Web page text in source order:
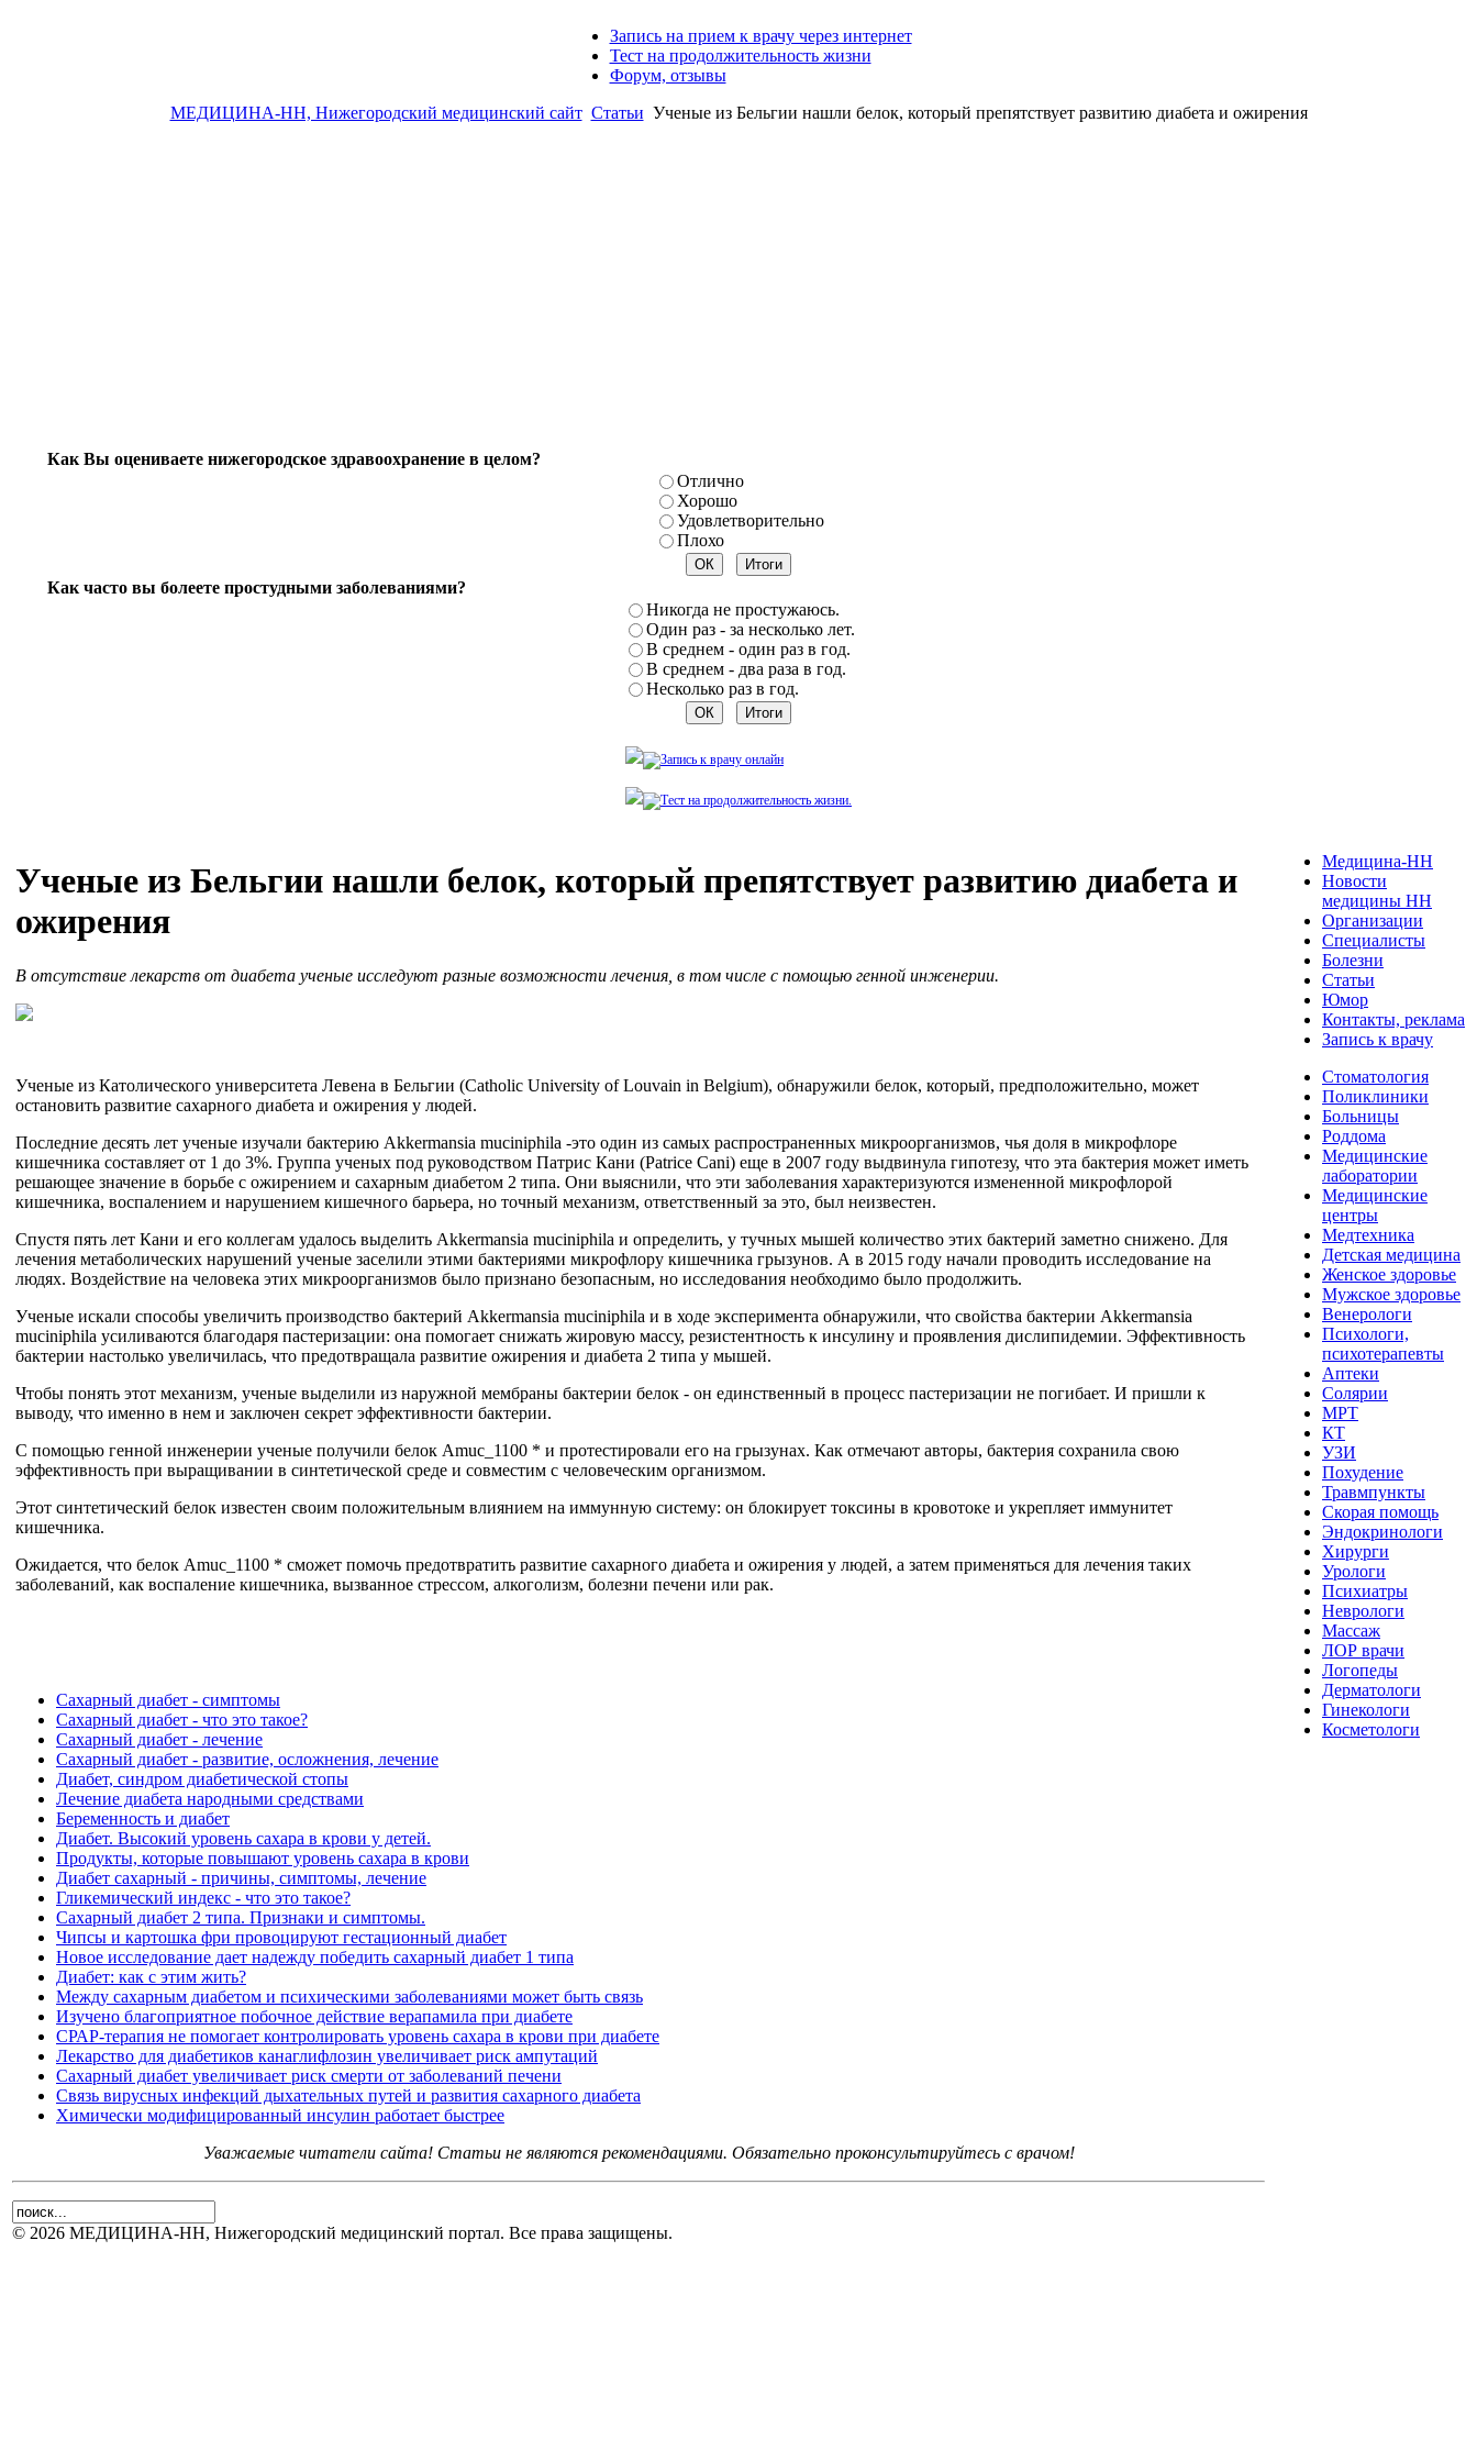
Запись на прием к врачу через интернет
Тест на продолжительность жизни
Форум, отзывы
МЕДИЦИНА-НН, Нижегородский медицинский сайт Статьи Ученые из Бельгии нашли белок, который препятствует развитию диабета и ожирения
Как Вы оцениваете нижегородское здравоохранение в целом?
Отлично
Хорошо
Удовлетворительно
Плохо
Как часто вы болеете простудными заболеваниями?
Никогда не простужаюсь.
Один раз - за несколько лет.
В среднем - один раз в год.
В среднем - два раза в год.
Несколько раз в год.
Ученые из Бельгии нашли белок, который препятствует развитию диабета и
ожирения
В отсутствие лекарств от диабета ученые исследуют разные возможности лечения, в том числе с помощью генной инженерии.
Ученые из Католического университета Левена в Бельгии (Catholic University of Louvain in Belgium), обнаружили белок, который, предположительно, может
остановить развитие сахарного диабета и ожирения у людей.
Последние десять лет ученые изучали бактерию Akkermansia muciniphila -это один из самых распространенных микроорганизмов, чья доля в микрофлоре
кишечника составляет от 1 до 3%. Группа ученых под руководством Патрис Кани (Patrice Cani) еще в 2007 году выдвинула гипотезу, что эта бактерия может иметь
решающее значение в борьбе с ожирением и сахарным диабетом 2 типа. Они выяснили, что эти заболевания характеризуются измененной микрофлорой
кишечника, воспалением и нарушением кишечного барьера, но точный механизм, ответственный за это, был неизвестен.
Спустя пять лет Кани и его коллегам удалось выделить Akkermansia muciniphila и определить, у тучных мышей количество этих бактерий заметно снижено. Для
лечения метаболических нарушений ученые заселили этими бактериями микрофлору кишечника грызунов. А в 2015 году начали проводить исследование на
людях. Воздействие на человека этих микроорганизмов было признано безопасным, но исследования необходимо было продолжить.
Ученые искали способы увеличить производство бактерий Akkermansia muciniphila и в ходе эксперимента обнаружили, что свойства бактерии Akkermansia
muciniphila усиливаются благодаря пастеризации: она помогает снижать жировую массу, резистентность к инсулину и проявления дислипидемии. Эффективность
бактерии настолько увеличилась, что предотвращала развитие ожирения и диабета 2 типа у мышей.
Чтобы понять этот механизм, ученые выделили из наружной мембраны бактерии белок - он единственный в процесс пастеризации не погибает. И пришли к
выводу, что именно в нем и заключен секрет эффективности бактерии.
С помощью генной инженерии ученые получили белок Amuc_1100 * и протестировали его на грызунах. Как отмечают авторы, бактерия сохранила свою
эффективность при выращивании в синтетической среде и совместим с человеческим организмом.
Этот синтетический белок известен своим положительным влиянием на иммунную систему: он блокирует токсины в кровотоке и укрепляет иммунитет
кишечника.
Ожидается, что белок Amuc_1100 * сможет помочь предотвратить развитие сахарного диабета и ожирения у людей, а затем применяться для лечения таких
заболеваний, как воспаление кишечника, вызванное стрессом, алкоголизм, болезни печени или рак.
Сахарный диабет - симптомы
Сахарный диабет - что это такое?
Сахарный диабет - лечение
Сахарный диабет - развитие, осложнения, лечение
Диабет, синдром диабетической стопы
Лечение диабета народными средствами
Беременность и диабет
Диабет. Высокий уровень сахара в крови у детей.
Продукты, которые повышают уровень сахара в крови
Диабет сахарный - причины, симптомы, лечение
Гликемический индекс - что это такое?
Сахарный диабет 2 типа. Признаки и симптомы.
Чипсы и картошка фри провоцируют гестационный диабет
Новое исследование дает надежду победить сахарный диабет 1 типа
Диабет: как с этим жить?
Между сахарным диабетом и психическими заболеваниями может быть связь
Изучено благоприятное побочное действие верапамила при диабете
СРАР-терапия не помогает контролировать уровень сахара в крови при диабете
Лекарство для диабетиков канаглифлозин увеличивает риск ампутаций
Сахарный диабет увеличивает риск смерти от заболеваний печени
Связь вирусных инфекций дыхательных путей и развития сахарного диабета
Химически модифицированный инсулин работает быстрее
Уважаемые читатели сайта! Статьи не являются рекомендациями. Обязательно проконсультируйтесь с врачом!
© 2026 МЕДИЦИНА-НН, Нижегородский медицинский портал. Все права защищены.
Медицина-НН
Новости
медицины НН
Организации
Специалисты
Болезни
Статьи
Юмор
Контакты, реклама
Запись к врачу
Стоматология
Поликлиники
Больницы
Роддома
Медицинские
лаборатории
Медицинские
центры
Медтехника
Детская медицина
Женское здоровье
Мужское здоровье
Венерологи
Психологи,
психотерапевты
Аптеки
Солярии
МРТ
КТ
УЗИ
Похудение
Травмпункты
Скорая помощь
Эндокринологи
Хирурги
Урологи
Психиатры
Неврологи
Массаж
ЛОР врачи
Логопеды
Дерматологи
Гинекологи
Косметологи